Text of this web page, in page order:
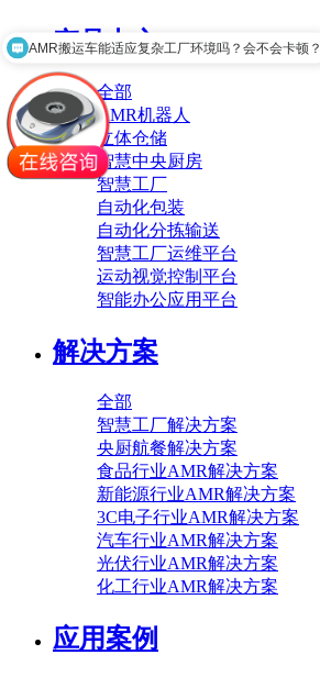
产品中心
全部
AMR机器人
立体仓储
智慧中央厨房
智慧工厂
自动化包装
自动化分拣输送
智慧工厂运维平台
运动视觉控制平台
智能办公应用平台
解决方案
全部
智慧工厂解决方案
央厨航餐解决方案
食品行业AMR解决方案
新能源行业AMR解决方案
3C电子行业AMR解决方案
汽车行业AMR解决方案
光伏行业AMR解决方案
化工行业AMR解决方案
应用案例
AMR搬运车能适应复杂工厂环境吗？会不会卡顿？